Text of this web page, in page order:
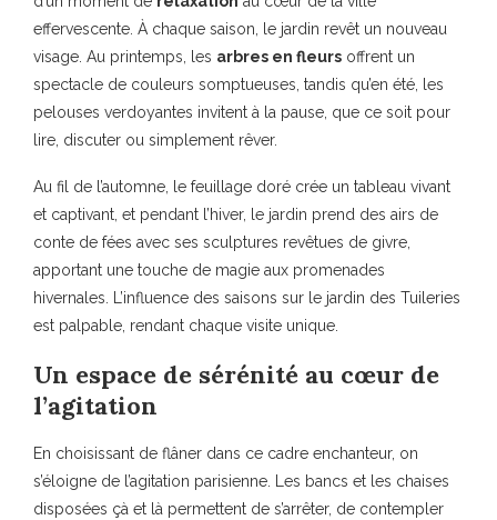
effervescente. À chaque saison, le jardin revêt un nouveau
visage. Au printemps, les arbres en fleurs offrent un
spectacle de couleurs somptueuses, tandis qu’en été, les
pelouses verdoyantes invitent à la pause, que ce soit pour
lire, discuter ou simplement rêver.
Au fil de l’automne, le feuillage doré crée un tableau vivant
et captivant, et pendant l’hiver, le jardin prend des airs de
conte de fées avec ses sculptures revêtues de givre,
apportant une touche de magie aux promenades
hivernales. L’influence des saisons sur le jardin des Tuileries
est palpable, rendant chaque visite unique.
Un espace de sérénité au cœur de
l’agitation
En choisissant de flâner dans ce cadre enchanteur, on
s’éloigne de l’agitation parisienne. Les bancs et les chaises
disposées çà et là permettent de s’arrêter, de contempler